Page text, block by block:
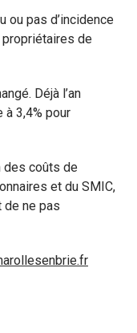
ou pas d’incidence
propriétaires de
Déjà l’an
3,4% pour
des coûts de
et du SMIC,
de ne pas